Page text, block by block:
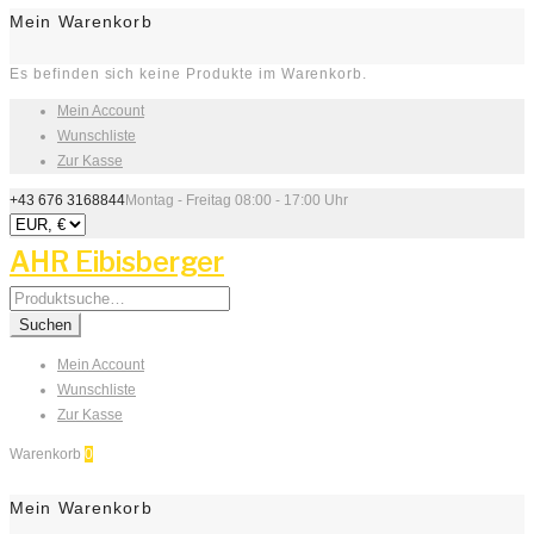
Mein Warenkorb
Es befinden sich keine Produkte im Warenkorb.
Mein Account
Wunschliste
Zur Kasse
+43 676 3168844Montag - Freitag 08:00 - 17:00 Uhr
AHR Eibisberger
Search
for:
Suchen
Mein Account
Wunschliste
Zur Kasse
Warenkorb 0
Mein Warenkorb